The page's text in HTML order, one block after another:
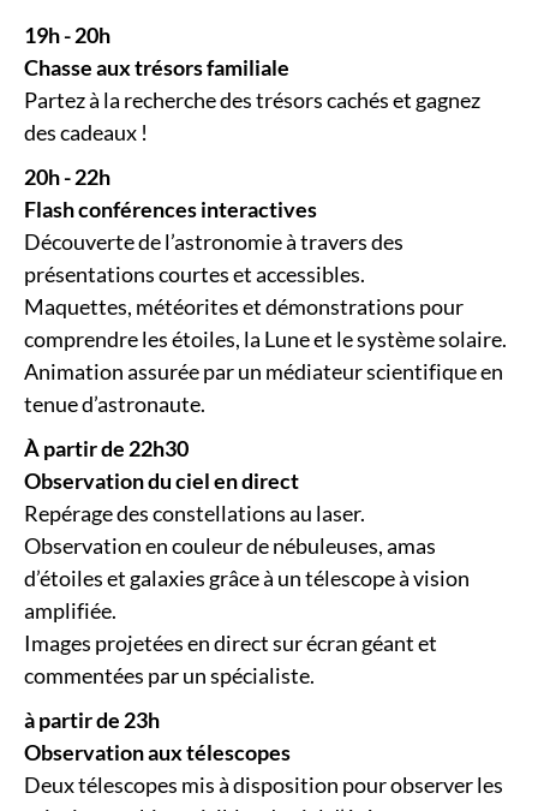
19h - 20h
Chasse aux trésors familiale
Partez à la recherche des trésors cachés et gagnez
des cadeaux !
20h - 22h
Flash conférences interactives
Découverte de l’astronomie à travers des
présentations courtes et accessibles.
Maquettes, météorites et démonstrations pour
comprendre les étoiles, la Lune et le système solaire.
Animation assurée par un médiateur scientifique en
tenue d’astronaute.
À partir de 22h30
Observation du ciel en direct
Repérage des constellations au laser.
Observation en couleur de nébuleuses, amas
d’étoiles et galaxies grâce à un télescope à vision
amplifiée.
Images projetées en direct sur écran géant et
commentées par un spécialiste.
à partir de 23h
Observation aux télescopes
Deux télescopes mis à disposition pour observer les